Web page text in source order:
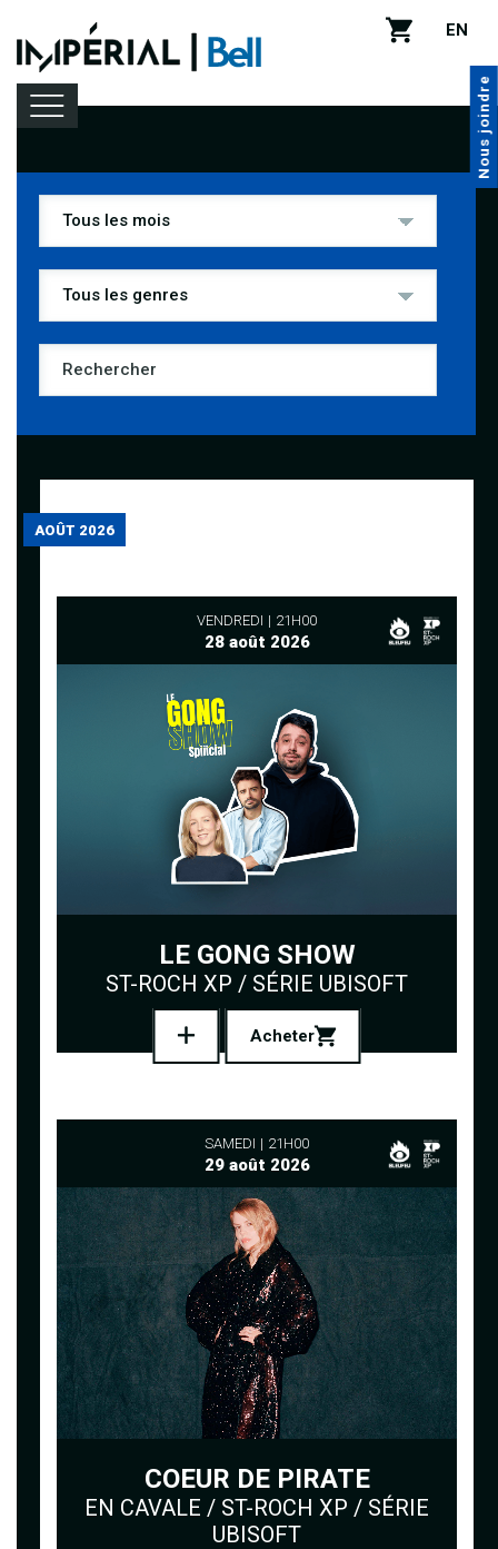
EN
Nous joindre
Programmation
Location de salle
Infos pratiques
AOÛT 2026
VENDREDI 21H00
28 août 2026
LE GONG SHOW
ST-ROCH XP / SÉRIE UBISOFT
Acheter
SAMEDI 21H00
29 août 2026
COEUR DE PIRATE
EN CAVALE / ST-ROCH XP / SÉRIE
UBISOFT